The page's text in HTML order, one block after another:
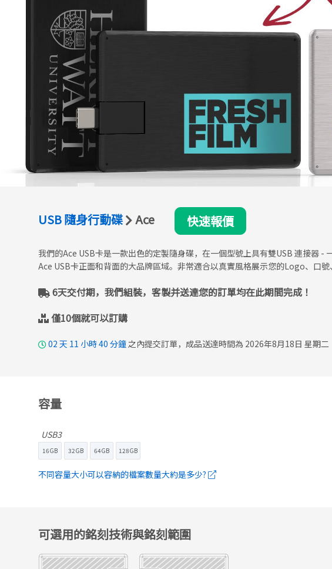
USB 隨身行動碟 Ace 快速報價
我們的Ace USB卡是一款出色的定製隨身碟，在一個型號上具有雙USB 連接器
Ace USB卡正面和背面的大品牌區域。非常適合以真實風格展示您的Logo、口
6天交付期，我們組裝，客製并送達您的訂單均在此期間完成！
僅10個就可以訂購
02 天 11 小時40 分鐘之內提交訂單，成品送達時間為 2026年8月18日 星期二
容量
USB3
16GB 32GB 64GB 128GB
不同容量大小可以容納的檔案數量大約是多少?
可選用的銘刻技術與銘刻範圍